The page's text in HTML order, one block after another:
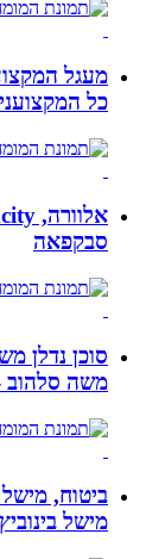
מעגל
כל
אלוורה, mcity
סבקפאה
סוכן נדלן
משה סלהוב -
ביטוח, מישל
מישל